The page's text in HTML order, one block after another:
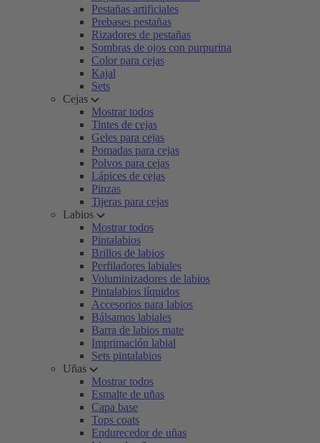
Pestañas artificiales
Prebases pestañas
Rizadores de pestañas
Sombras de ojos con purpurina
Color para cejas
Kajal
Sets
Cejas
Mostrar todos
Tintes de cejas
Geles para cejas
Pomadas para cejas
Polvos para cejas
Lápices de cejas
Pinzas
Tijeras para cejas
Labios
Mostrar todos
Pintalabios
Brillos de labios
Perfiladores labiales
Voluminizadores de labios
Pintalabios líquidos
Accesorios para labios
Bálsamos labiales
Barra de labios mate
Imprimación labial
Sets pintalabios
Uñas
Mostrar todos
Esmalte de uñas
Capa base
Tops coats
Endurecedor de uñas